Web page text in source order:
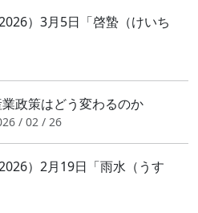
）3月5日「啓蟄（けいち
政策はどう変わるのか
/ 02 / 26
）2月19日「雨水（うす